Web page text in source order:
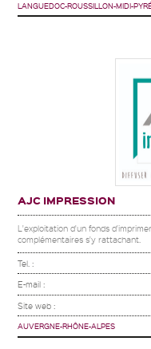
LANGUEDOC-ROUSSILLON-MIDI-
AJC IMPRESSION
L'exploitation d'un fonds
complémentaires s'y rattachant.
Tel. :
E-mail :
Site web :
AUVERGNE-RHÔNE-ALPES